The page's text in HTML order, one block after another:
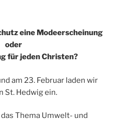
eine Modeerscheinung
oder
für jeden Christen?
am 23. Februar laden wir
St. Hedwig ein.
Thema Umwelt- und